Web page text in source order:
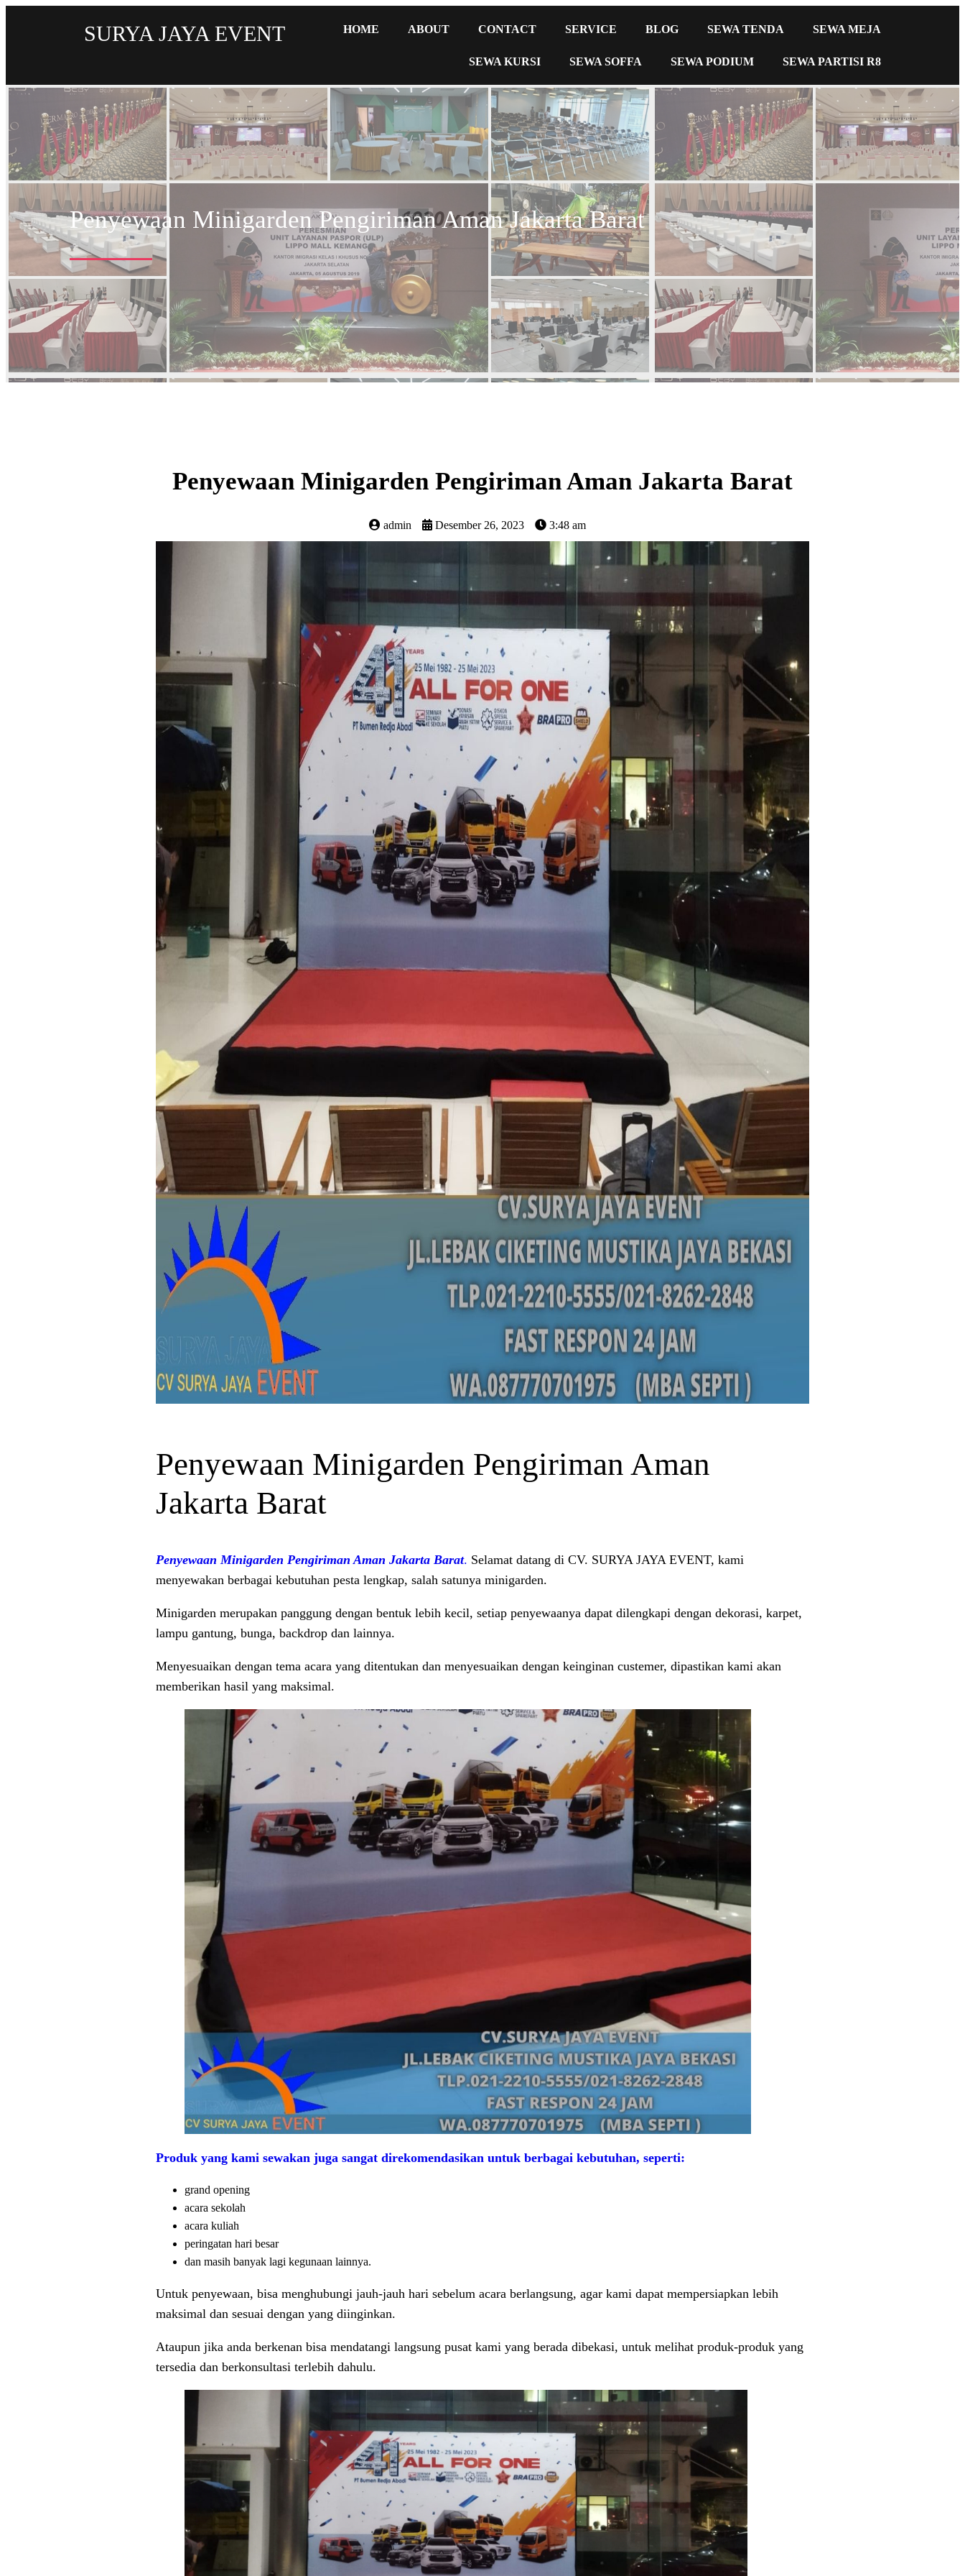
SURYA JAYA EVENT HOME ABOUT CONTACT SERVICE BLOG SEWA TENDA SEWA MEJA
SEWA KURSI SEWA SOFFA SEWA PODIUM SEWA PARTISI R8
Penyewaan Minigarden Pengiriman Aman Jakarta Barat
Penyewaan Minigarden Pengiriman Aman Jakarta Barat
admin Desember 26, 2023 3:48 am
Penyewaan Minigarden Pengiriman Aman
Jakarta Barat
Penyewaan Minigarden Pengiriman Aman Jakarta Barat. Selamat datang di CV. SURYA JAYA EVENT, kami
menyewakan berbagai kebutuhan pesta lengkap, salah satunya minigarden.
Minigarden merupakan panggung dengan bentuk lebih kecil, setiap penyewaanya dapat dilengkapi dengan dekorasi, karpet,
lampu gantung, bunga, backdrop dan lainnya.
Menyesuaikan dengan tema acara yang ditentukan dan menyesuaikan dengan keinginan custemer, dipastikan kami akan
memberikan hasil yang maksimal.
Produk yang kami sewakan juga sangat direkomendasikan untuk berbagai kebutuhan, seperti:
grand opening
acara sekolah
acara kuliah
peringatan hari besar
dan masih banyak lagi kegunaan lainnya.
Untuk penyewaan, bisa menghubungi jauh-jauh hari sebelum acara berlangsung, agar kami dapat mempersiapkan lebih
maksimal dan sesuai dengan yang diinginkan.
Ataupun jika anda berkenan bisa mendatangi langsung pusat kami yang berada dibekasi, untuk melihat produk-produk yang
tersedia dan berkonsultasi terlebih dahulu.